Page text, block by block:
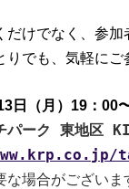
だけでなく、参
りでも、気軽にご
日（月）19：
パーク 東地区
場合がございま